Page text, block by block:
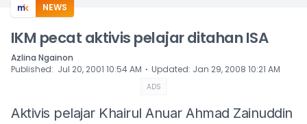
NEWS
IKM pecat aktivis pelajar ditahan ISA
Azlina Ngainon
Published: Jul 20, 2001 10:54 AM ⋅ Updated: Jan 29, 2008 10:21 AM
ADS
Aktivis pelajar Khairul Anuar Ahmad Zainuddin